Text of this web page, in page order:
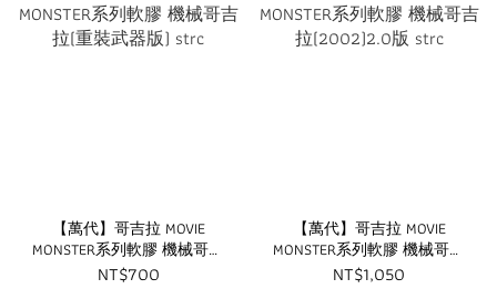
【萬代】哥吉拉 MOVIE
MONSTER系列軟膠 機械哥吉
拉(重裝武器版) strc
NT$700
【萬代】哥吉拉 MOVIE
MONSTER系列軟膠 機械哥吉
拉(2002)2.0版 strc
NT$1,050